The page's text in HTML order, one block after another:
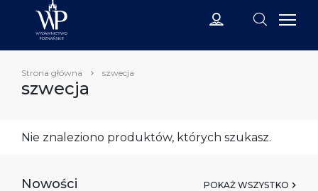
Strona główna szwecja
szwecja
Nie znaleziono produktów, których szukasz.
Nowości POKAŻ WSZYSTKO